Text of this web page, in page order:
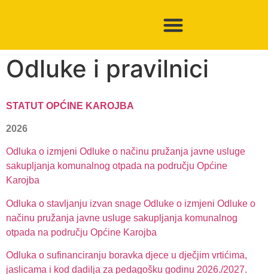
Odluke i pravilnici
STATUT OPĆINE KAROJBA
2026
Odluka o izmjeni Odluke o načinu pružanja javne usluge
sakupljanja komunalnog otpada na području Općine
Karojba
Odluka o stavljanju izvan snage Odluke o izmjeni Odluke o
načinu pružanja javne usluge sakupljanja komunalnog
otpada na području Općine Karojba
Odluka o sufinanciranju boravka djece u dječjim vrtićima,
jaslicama i kod dadilja za pedagošku godinu 2026./2027.